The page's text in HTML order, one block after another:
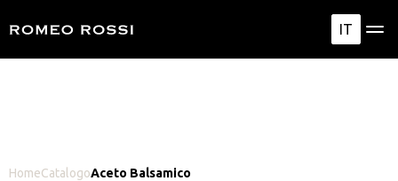
IT
HomeCatalogoAceto Balsamico